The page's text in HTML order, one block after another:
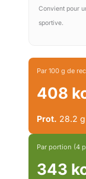
Convient pour
sportive.
Par 100 g de
408
Prot. 28.2
Par portion (4
343